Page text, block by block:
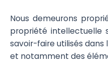
Nous demeurons
propriété intellectuelle
savoir-faire utilisés
et notamment des